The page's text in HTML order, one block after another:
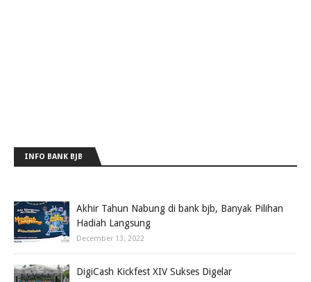
INFO BANK BJB
Akhir Tahun Nabung di bank bjb, Banyak Pilihan
Hadiah Langsung
December 13, 2022
DigiCash Kickfest XIV Sukses Digelar